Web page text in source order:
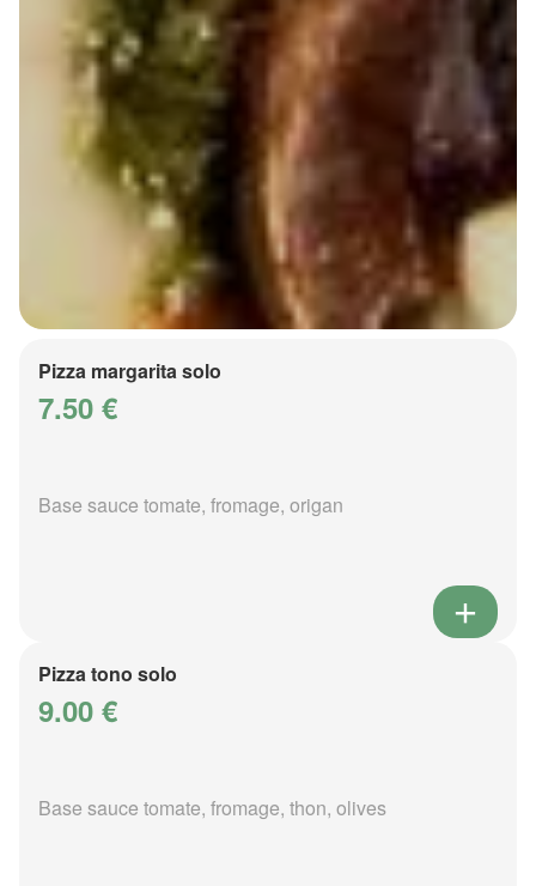
Pizza margarita solo
7.50 €
Base sauce tomate, fromage, origan
Pizza tono solo
9.00 €
Base sauce tomate, fromage, thon, olives